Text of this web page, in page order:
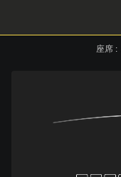
座席 :